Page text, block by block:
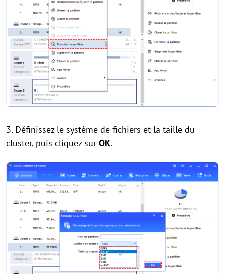
3. Définissez le système de fichiers et la taille du
cluster, puis cliquez sur OK.